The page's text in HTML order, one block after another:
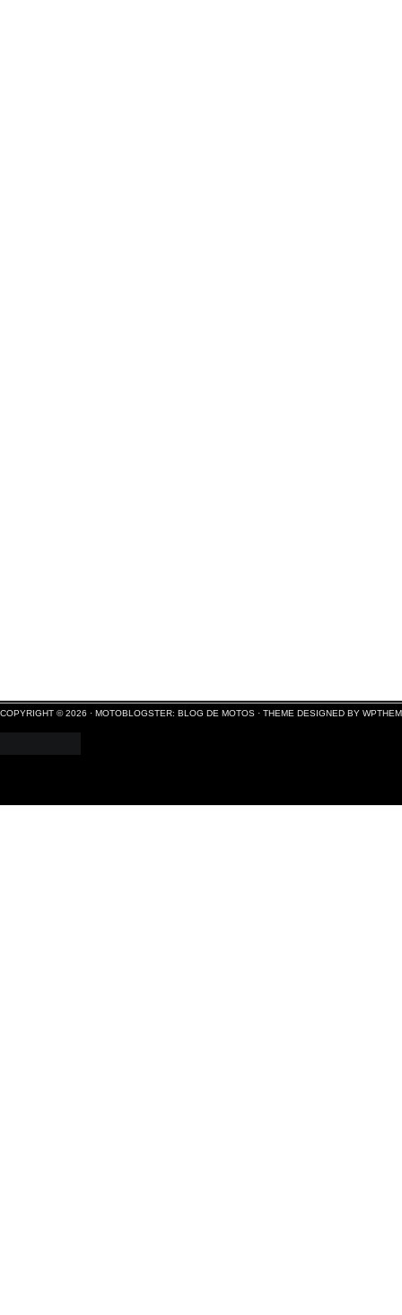
COPYRIGHT © 2026 · MOTOBLOGSTER: BLOG DE MOTOS · THEME DESIGNED BY